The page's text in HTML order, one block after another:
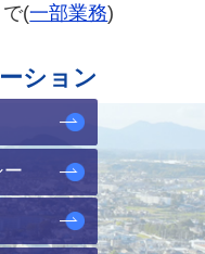
(一部業務)
ション